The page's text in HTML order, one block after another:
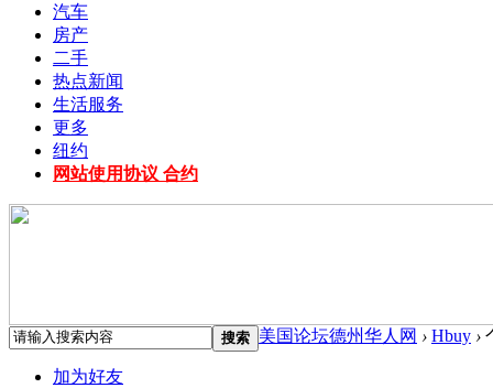
汽车
房产
二手
热点新闻
生活服务
更多
纽约
网站使用协议 合约
搜索 美国论坛德州华人网 › Hbuy ›
加为好友